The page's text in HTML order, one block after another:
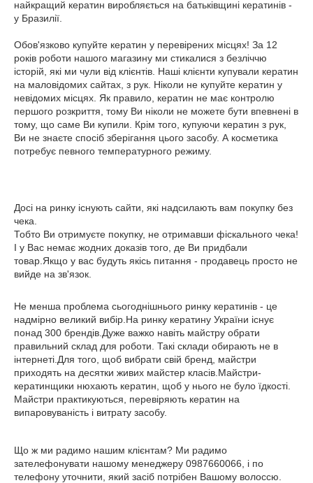
найкращий кератин виробляється на батьківщині кератинів -
у Бразилії.
Обов'язково купуйте кератин у перевірених місцях! За 12
років роботи нашого магазину ми стикалися з безліччю
історій, які ми чули від клієнтів. Наші клієнти купували кератин
на маловідомих сайтах, з рук. Ніколи не купуйте кератин у
невідомих місцях. Як правило, кератин не має контролю
першого розкриття, тому Ви ніколи не можете бути впевнені в
тому, що саме Ви купили. Крім того, купуючи кератин з рук,
Ви не знаєте спосіб зберігання цього засобу. А косметика
потребує певного температурного режиму.
Досі на ринку існують сайти, які надсилають вам покупку без
чека.
Тобто Ви отримуєте покупку, не отримавши фіскального чека!
І у Вас немає жодних доказів того, де Ви придбали
товар.Якщо у вас будуть якісь питання - продавець просто не
вийде на зв'язок.
Не менша проблема сьогоднішнього ринку кератинів - це
надмірно великий вибір.На ринку кератину України існує
понад 300 брендів.Дуже важко навіть майстру обрати
правильний склад для роботи. Такі склади обирають не в
інтернеті.Для того, щоб вибрати свій бренд, майстри
приходять на десятки живих майстер класів.Майстри-
кератинщики нюхають кератин, щоб у нього не було їдкості.
Майстри практикуються, перевіряють кератин на
випаровуваність і витрату засобу.
Що ж ми радимо нашим клієнтам? Ми радимо
зателефонувати нашому менеджеру 0987660066, і по
телефону уточнити, який засіб потрібен Вашому волоссю.